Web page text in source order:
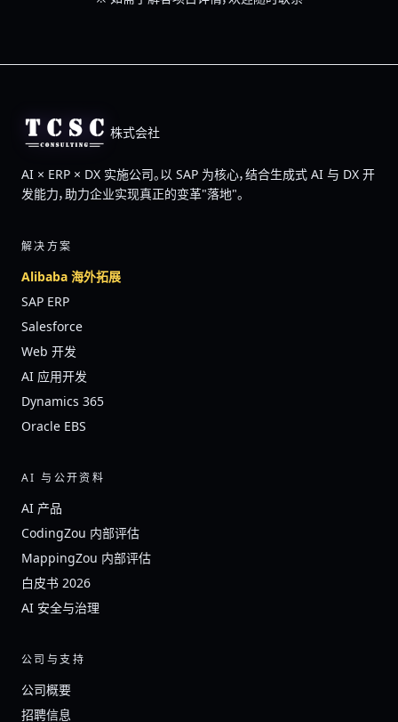
株式会社
AI × ERP × DX 实施公司。以 SAP 为核心，结合生成式 AI 与 DX 开
发能力，助力企业实现真正的变革"落地"。
解决方案
Alibaba 海外拓展
SAP ERP
Salesforce
Web 开发
AI 应用开发
Dynamics 365
Oracle EBS
AI 与公开资料
AI 产品
CodingZou 内部评估
MappingZou 内部评估
白皮书 2026
AI 安全与治理
公司与支持
公司概要
招聘信息